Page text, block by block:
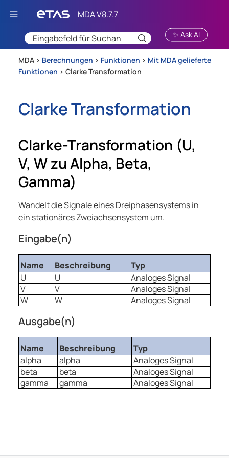
Zu Hauptinhalt springen
✨ Ask AI
MDA > Berechnungen > Funktionen > Mit MDA gelieferte
Funktionen > Clarke Transformation
Clarke Transformation
Clarke-Transformation (U,
V, W zu Alpha, Beta,
Gamma)
Wandelt die Signale eines Dreiphasensystems in
ein stationäres Zweiachsensystem um.
Eingabe(n)
Name Beschreibung
Typ
U
U
Analoges Signal
V
V
Analoges Signal
W
W Analoges Signal
Ausgabe(n)
Name Beschreibung
Typ
alpha
alpha
Analoges Signal
beta
beta
Analoges Signal
gamma
gamma Analoges Signal